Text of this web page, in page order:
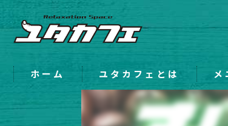
ホーム ユタカフェとは メ